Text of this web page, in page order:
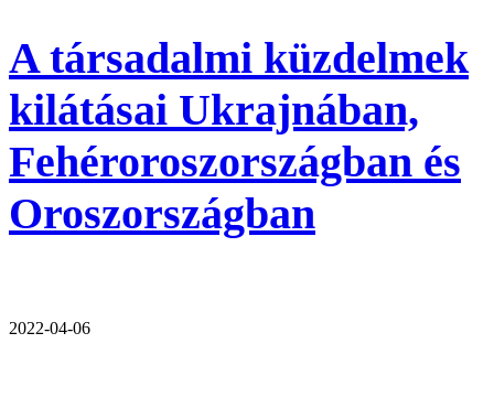
A társadalmi küzdelmek
kilátásai Ukrajnában,
Fehéroroszországban és
Oroszországban
2022-04-06